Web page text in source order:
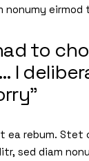
to
I
rebum.
sed diam